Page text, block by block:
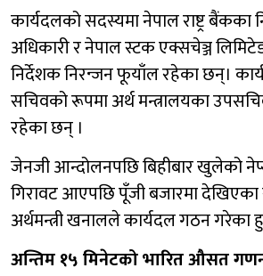
कार्यदलको सदस्यमा नेपाल राष्ट्र
अधिकारी र नेपाल स्टक एक्सचेञ्ज
निर्देशक निरन्जन फूयाँल रहेका छन्।
सचिवको रूपमा अर्थ मन्त्रालयका
रहेका छन् ।
जेनजी आन्दोलनपछि बिहीबार खुलेको
गिरावट आएपछि पूँजी बजारमा देखिएका
अर्थमन्त्री खनालले कार्यदल गठन गरेका
अन्तिम १५ मिनेटको भारित औसत